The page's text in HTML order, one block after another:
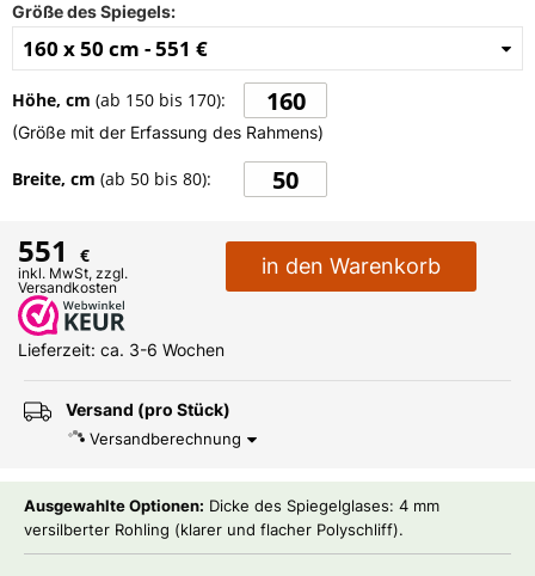
Größe des Spiegels:
160 x 50 cm -551 €
Höhe, cm (ab 150 bis 170):
(Größe mit der Erfassung des Rahmens)
Breite, cm (ab 50 bis 80):
551 €
inkl. MwSt, zzgl.
Versandkosten
in den Warenkorb
Lieferzeit: ca. 3-6 Wochen
Versand (pro Stück)
Versandberechnung
Ausgewahlte Optionen: Dicke des Spiegelglases: 4 mm
versilberter Rohling (klarer und flacher Polyschliff).